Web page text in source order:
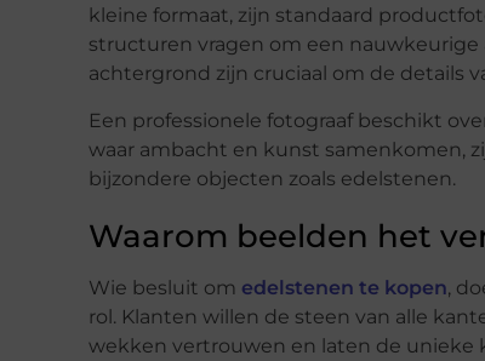
kleine formaat, zijn standaard
structuren vragen om een
achtergrond zijn cruciaal om de details
Een professionele fotograaf beschikt
waar ambacht en kunst samenkomen,
bijzondere objecten zoals edelstenen.
Waarom beelden het
Wie besluit om edelstenen te kopen,
rol. Klanten willen de steen van alle
wekken vertrouwen en laten de